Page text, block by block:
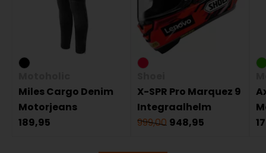
Miles Cargo Denim
Motorjeans
189,95
X-SPR Pro Marquez 9
Integraalhelm
999,00 948,95